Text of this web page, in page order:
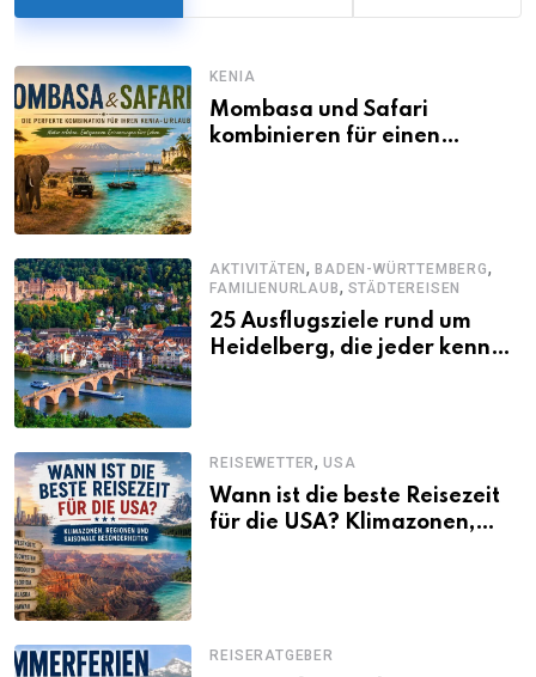
KENIA
Mombasa und Safari
kombinieren für einen
AKTIVITÄTEN,BADEN-WÜRTTEMBERG,
FAMILIENURLAUB, STÄDTEREISEN
25 Ausflugsziele rund um
Heidelberg, die jeder kennen
REISEWETTER,USA
Wann ist die beste Reisezeit
für die USA? Klimazonen,
REISERATGEBER